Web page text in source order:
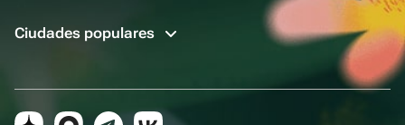
Ciudades populares